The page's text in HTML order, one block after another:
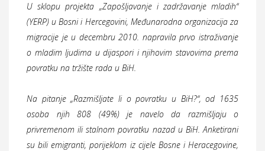
U sklopu projekta „Zapošljavanje i zadržavanje mladih“
(YERP) u Bosni i Hercegovini, Međunarodna organizacija za
migracije je u decembru 2010. napravila prvo istraživanje
o mladim ljudima u dijaspori i njihovim stavovima prema
povratku na tržište rada u BiH.
Na pitanje „Razmišljate li o povratku u BiH?“, od 1635
osoba njih 808 (49%) je navelo da razmišljaju o
privremenom ili stalnom povratku nazad u BiH. Anketirani
su bili emigranti, porijeklom iz cijele Bosne i Heracegovine,